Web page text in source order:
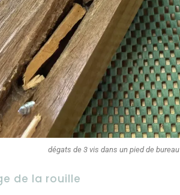
dégats de 3 vis dans un pied de bureau
de la rouille